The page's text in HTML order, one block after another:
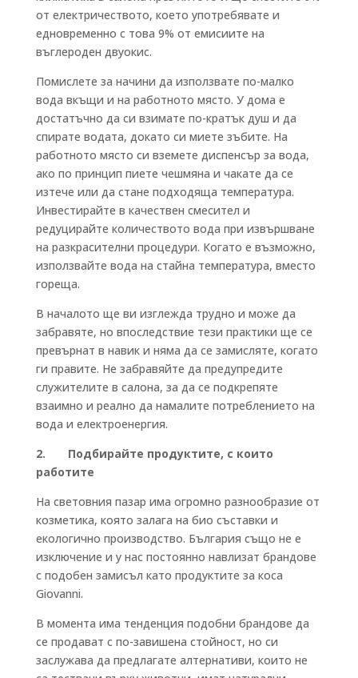
от електричеството, което употребявате и
едновременно с това 9% от емисиите на
въглероден двуокис.
Помислете за начини да използвате по-малко
вода вкъщи и на работното място. У дома е
достатъчно да си взимате по-кратък душ и да
спирате водата, докато си миете зъбите. На
работното място си вземете диспенсър за вода,
ако по принцип пиете чешмяна и чакате да се
изтече или да стане подходяща температура.
Инвестирайте в качествен смесител и
редуцирайте количеството вода при извършване
на разкрасителни процедури. Когато е възможно,
използвайте вода на стайна температура, вместо
гореща.
В началото ще ви изглежда трудно и може да
забравяте, но впоследствие тези практики ще се
превърнат в навик и няма да се замисляте, когато
ги правите. Не забравяйте да предупредите
служителите в салона, за да се подкрепяте
взаимно и реално да намалите потреблението на
вода и електроенергия.
2. Подбирайте продуктите, с които
работите
На световния пазар има огромно разнообразие от
козметика, която залага на био съставки и
екологично производство. България също не е
изключение и у нас постоянно навлизат брандове
с подобен замисъл като продуктите за коса
Giovanni.
В момента има тенденция подобни брандове да
се продават с по-завишена стойност, но си
заслужава да предлагате алтернативи, които не